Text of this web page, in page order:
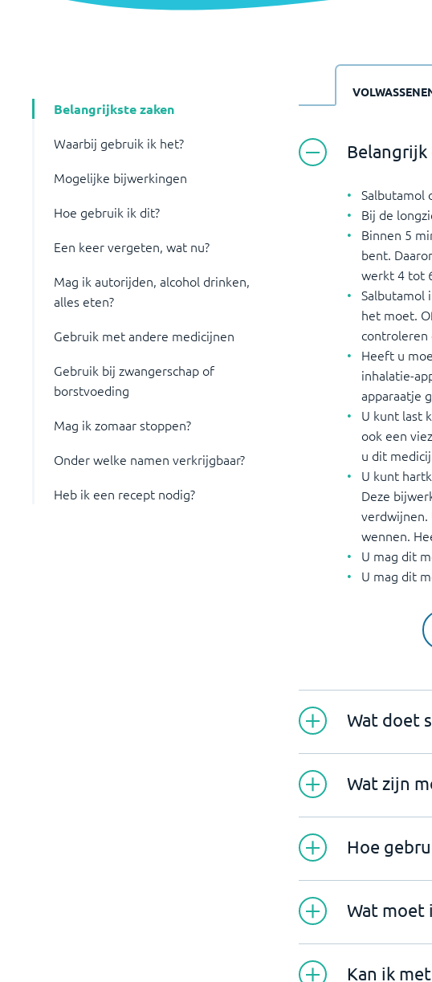
Belangrijkste zaken
Waarbij gebruik ik het?
Mogelijke bijwerkingen
Hoe gebruik ik dit?
Een keer vergeten, wat nu?
Mag ik autorijden, alcohol drinken,
alles eten?
Gebruik met andere medicijnen
Gebruik bij zwangerschap of
borstvoeding
Mag ik zomaar stoppen?
Onder welke namen verkrijgbaar?
Heb ik een recept nodig?
Salbutamol
Bij de
Binnen 5
bent.
werkt 4 tot
Salbutamol
het moet.
Heeft u
inhalatie-
apparaatje
U kunt last
ook een
u dit
U kunt
Deze
verdwijnen.
wennen.
U mag dit
U mag dit
Wat doet
Wat zijn
Hoe
Wat moet
Kan ik